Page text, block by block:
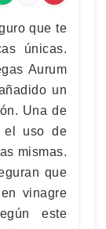
que te
únicas.
Aurum
un
Una de
el uso de
mismas.
que
vinagre
este